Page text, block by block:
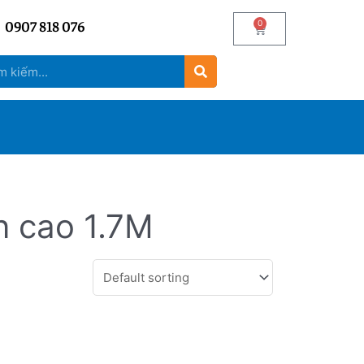
0907 818 076 0
cao 1.7M